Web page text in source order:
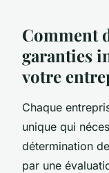
Comment
garanties
votre
Chaque
unique qui
détermination
par une